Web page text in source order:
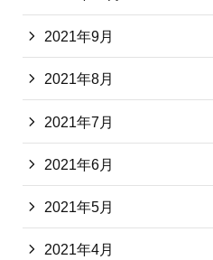
2021年9月
2021年8月
2021年7月
2021年6月
2021年5月
2021年4月